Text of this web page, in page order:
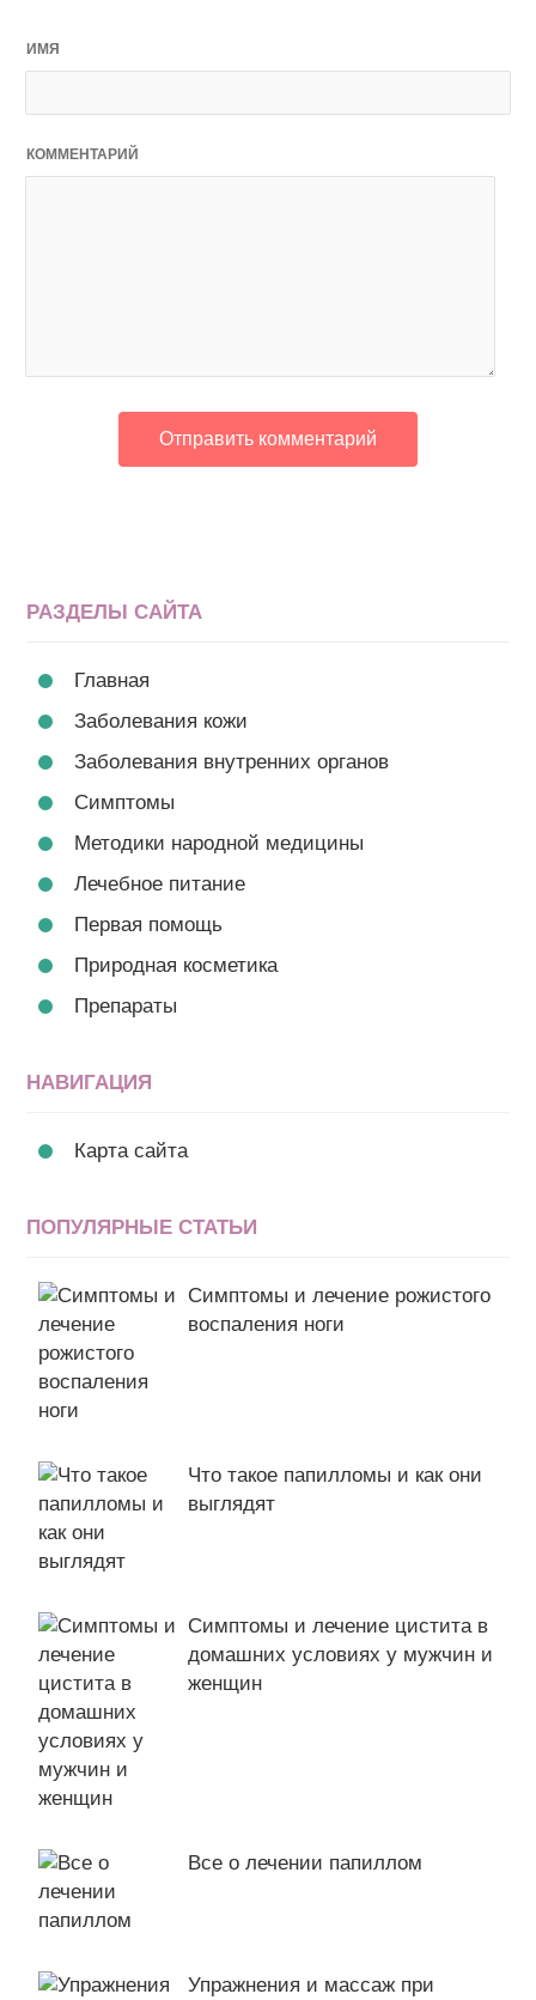
ИМЯ
КОММЕНТАРИЙ
РАЗДЕЛЫ САЙТА
Главная
Заболевания кожи
Заболевания внутренних органов
Симптомы
Методики народной медицины
Лечебное питание
Первая помощь
Природная косметика
Препараты
НАВИГАЦИЯ
Карта сайта
ПОПУЛЯРНЫЕ СТАТЬИ
Симптомы и лечение рожистого
воспаления ноги
Что такое папилломы и как они
выглядят
Симптомы и лечение цистита в
домашних условиях у мужчин и
женщин
Все о лечении папиллом
Упражнения и массаж при